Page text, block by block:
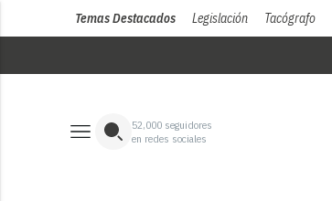
Temas Destacados Legislación Tacógrafo
52,000 seguidores
en redes sociales